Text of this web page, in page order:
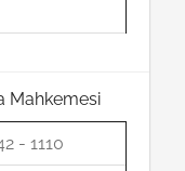
Mahkemesi
- 1110